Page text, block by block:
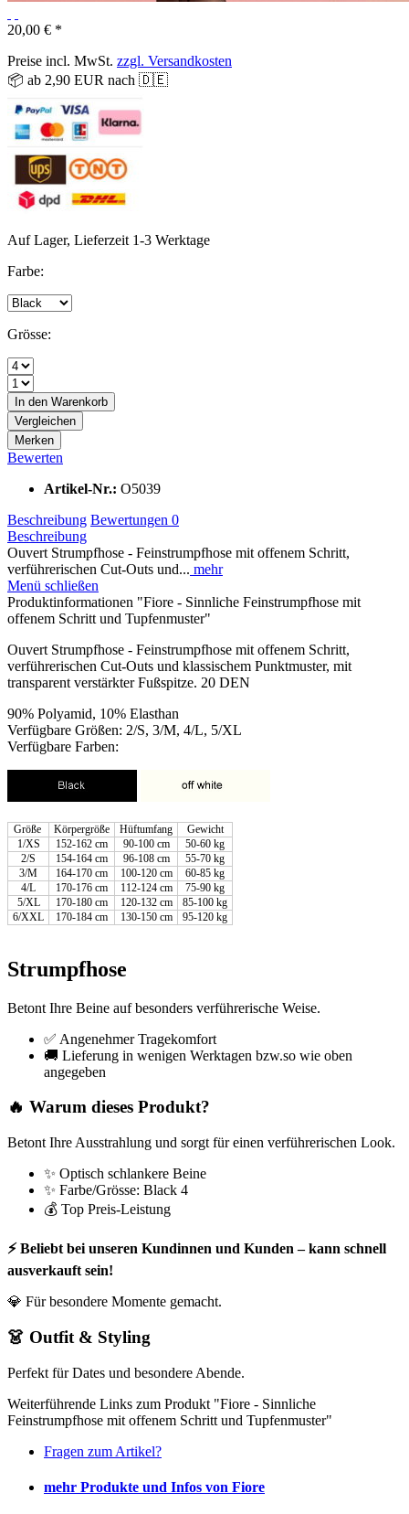
20,00 € *
Preise incl. MwSt. zzgl. Versandkosten
📦 ab 2,90 EUR nach 🇩🇪
Auf Lager, Lieferzeit 1-3 Werktage
Farbe:
Grösse:
In den Warenkorb
Vergleichen
Merken
Bewerten
Artikel-Nr.: O5039
Beschreibung Bewertungen 0
Beschreibung
Ouvert Strumpfhose - Feinstrumpfhose mit offenem Schritt,
verführerischen Cut-Outs und... mehr
Menü schließen
Produktinformationen "Fiore - Sinnliche Feinstrumpfhose mit
offenem Schritt und Tupfenmuster"
Ouvert Strumpfhose - Feinstrumpfhose mit offenem Schritt,
verführerischen Cut-Outs und klassischem Punktmuster, mit
transparent verstärkter Fußspitze. 20 DEN
90% Polyamid, 10% Elasthan
Verfügbare Größen: 2/S, 3/M, 4/L, 5/XL
Verfügbare Farben:
Größe Körpergröße Hüftumfang
Gewicht
1/XS
152-162 cm 90-100 cm
50-60 kg
2/S
154-164 cm 96-108 cm
55-70 kg
3/M
164-170 cm 100-120 cm
60-85 kg
4/L
170-176 cm 112-124 cm
75-90 kg
5/XL
170-180 cm 120-132 cm
85-100 kg
6/XXL
170-184 cm 130-150 cm 95-120 kg
Strumpfhose
Betont Ihre Beine auf besonders verführerische Weise.
✅ Angenehmer Tragekomfort
🚚 Lieferung in wenigen Werktagen bzw.so wie oben
angegeben
🔥 Warum dieses Produkt?
Betont Ihre Ausstrahlung und sorgt für einen verführerischen Look.
✨ Optisch schlankere Beine
✨ Farbe/Grösse: Black 4
💰 Top Preis-Leistung
⚡ Beliebt bei unseren Kundinnen und Kunden – kann schnell
ausverkauft sein!
💎 Für besondere Momente gemacht.
👗 Outfit & Styling
Perfekt für Dates und besondere Abende.
Weiterführende Links zum Produkt "Fiore - Sinnliche
Feinstrumpfhose mit offenem Schritt und Tupfenmuster"
Fragen zum Artikel?
mehr Produkte und Infos von Fiore